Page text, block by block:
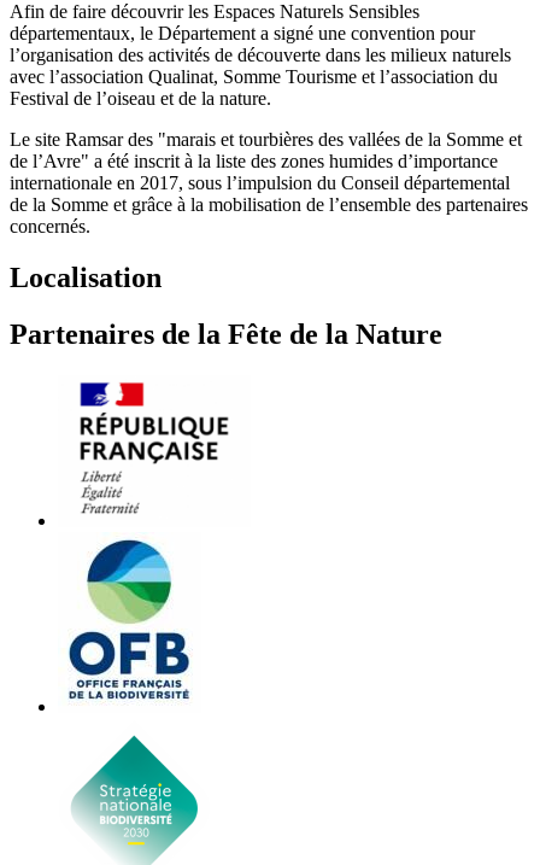
Afin de faire découvrir les Espaces Naturels Sensibles
départementaux, le Département a signé une convention pour
l’organisation des activités de découverte dans les milieux naturels
avec l’association Qualinat, Somme Tourisme et l’association du
Festival de l’oiseau et de la nature.
Le site Ramsar des "marais et tourbières des vallées de la Somme et
de l’Avre" a été inscrit à la liste des zones humides d’importance
internationale en 2017, sous l’impulsion du Conseil départemental
de la Somme et grâce à la mobilisation de l’ensemble des partenaires
concernés.
Localisation
Partenaires de la Fête de la Nature